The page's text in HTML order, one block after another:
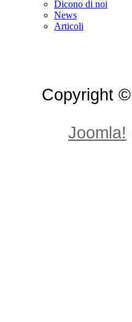
Dicono di noi
News
Articoli
Copyright
Joomla!